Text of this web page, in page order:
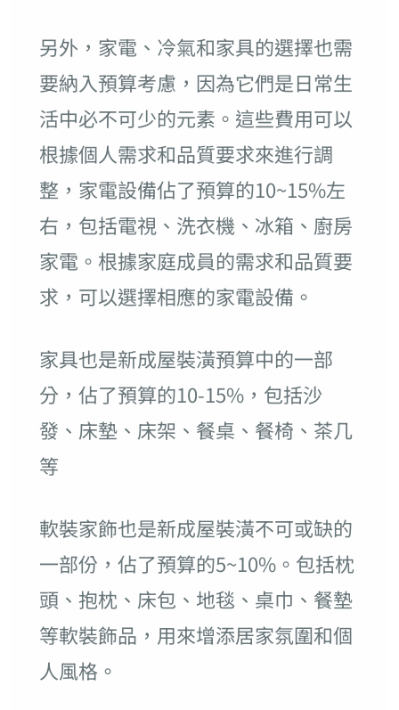
另外，家電、冷氣和家具的選擇也需
要納入預算考慮，因為它們是日常生
活中必不可少的元素。這些費用可以
根據個人需求和品質要求來進行調
整，家電設備佔了預算的10~15%左
右，包括電視、洗衣機、冰箱、廚房
家電。根據家庭成員的需求和品質要
求，可以選擇相應的家電設備。
家具也是新成屋裝潢預算中的一部
分，佔了預算的10-15%，包括沙
發、床墊、床架、餐桌、餐椅、茶几
等
軟裝家飾也是新成屋裝潢不可或缺的
一部份，佔了預算的5~10%。包括枕
頭、抱枕、床包、地毯、桌巾、餐墊
等軟裝飾品，用來增添居家氛圍和個
人風格。